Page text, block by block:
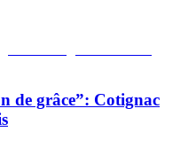
de grâce”: Cotignac